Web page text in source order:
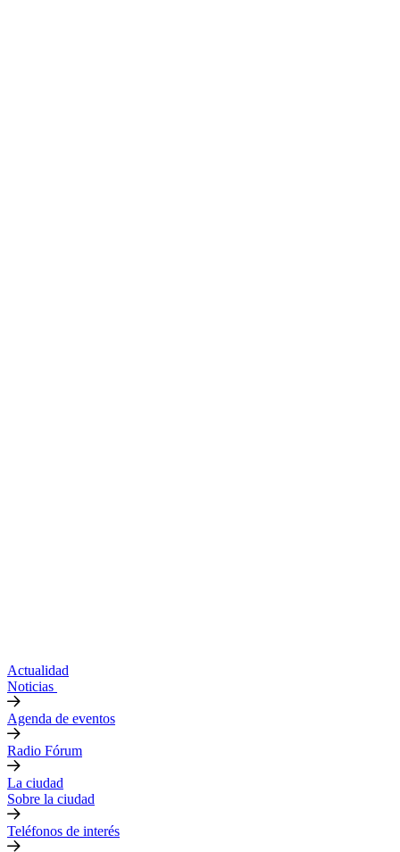
Actualidad
Noticias
Agenda de eventos
Radio Fórum
La ciudad
Sobre la ciudad
Teléfonos de interés